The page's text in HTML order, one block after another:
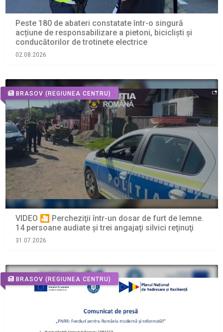
Peste 180 de abateri constatate într-o singură
acțiune de responsabilizare a pietoni, bicicliști și
conducătorilor de trotinete electrice
02.08.2026
BRASOV (REGIUNEA CENTRU)
VIDEO 🎦 Percheziţii într-un dosar de furt de lemne.
14 persoane audiate și trei angajaţi silvici reţinuţi
31.07.2026
BRASOV (REGIUNEA CENTRU)